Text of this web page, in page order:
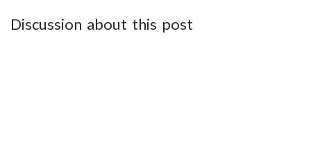
Discussion about this post